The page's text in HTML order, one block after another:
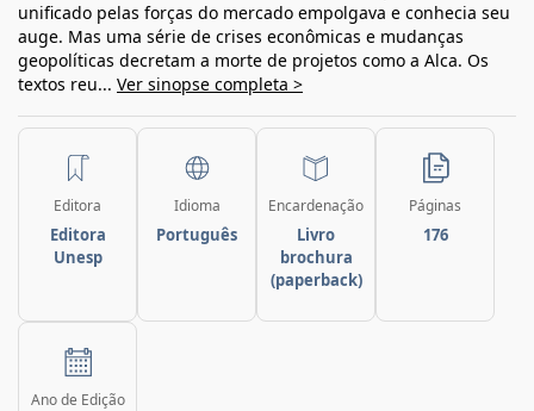
unificado pelas forças do mercado empolgava e conhecia seu
auge. Mas uma série de crises econômicas e mudanças
geopolíticas decretam a morte de projetos como a Alca. Os
textos reu... Ver sinopse completa >
Editora
Editora
Unesp
Idioma
Português
Encardenação
Livro
brochura
(paperback)
Páginas
176
Ano de Edição